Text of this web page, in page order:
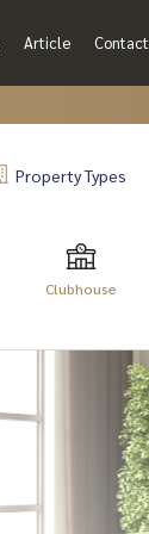
Article Contact
PropertyTypes
Clubhouse